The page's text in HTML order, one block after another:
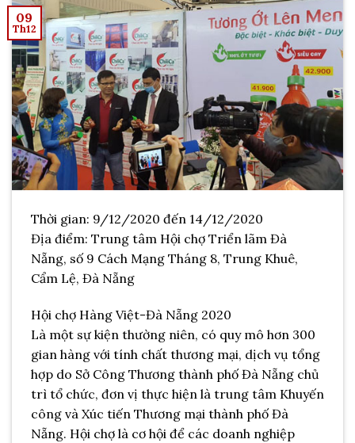
09
Th12
Thời gian: 9/12/2020 đến 14/12/2020
Địa điểm: Trung tâm Hội chợ Triển lãm Đà
Nẵng, số 9 Cách Mạng Tháng 8, Trung Khuê,
Cẩm Lệ, Đà Nẵng
Hội chợ Hàng Việt-Đà Nẵng 2020
Là một sự kiện thường niên, có quy mô hơn 300
gian hàng với tính chất thương mại, dịch vụ tổng
hợp do Sở Công Thương thành phố Đà Nẵng chủ
trì tổ chức, đơn vị thực hiện là trung tâm Khuyến
công và Xúc tiến Thương mại thành phố Đà
Nẵng. Hội chợ là cơ hội để các doanh nghiệp